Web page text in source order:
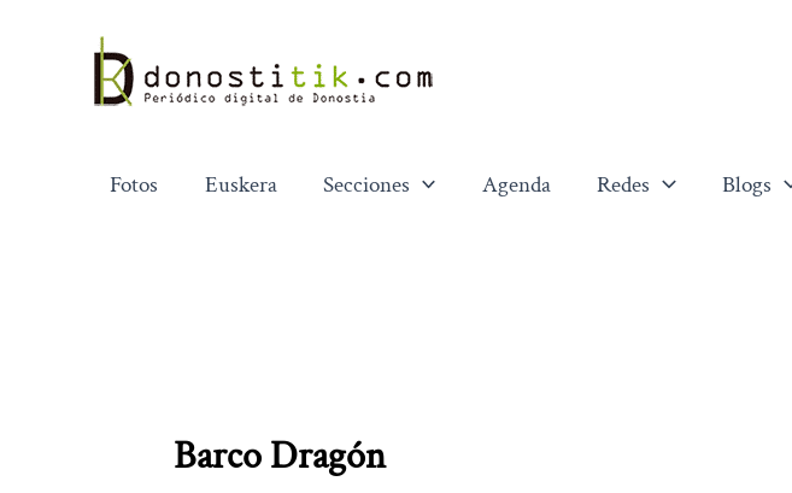
contenido
Fotos Euskera Secciones Agenda Redes Blogs
Barco Dragón